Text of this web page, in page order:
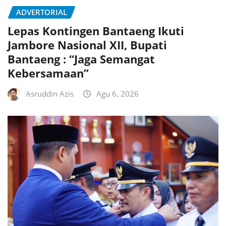
ADVERTORIAL
Lepas Kontingen Bantaeng Ikuti
Jambore Nasional XII, Bupati
Bantaeng : “Jaga Semangat
Kebersamaan”
Asruddin Azis Agu 6, 2026